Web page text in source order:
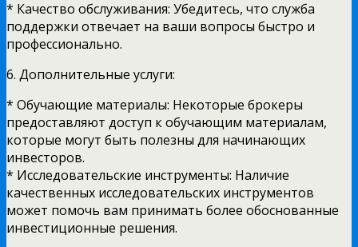
* Качество обслуживания: Убедитесь, что служба
поддержки отвечает на ваши вопросы быстро и
профессионально.
6. Дополнительные услуги:
* Обучающие материалы: Некоторые брокеры
предоставляют доступ к обучающим материалам,
которые могут быть полезны для начинающих
инвесторов.
* Исследовательские инструменты: Наличие
качественных исследовательских инструментов
может помочь вам принимать более обоснованные
инвестиционные решения.